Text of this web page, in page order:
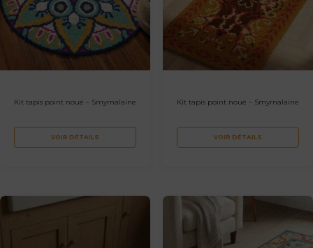
Kit tapis point noué – Smyrnalaine
VOIR DÉTAILS
Kit tapis point noué – Smyrnalaine
VOIR DÉTAILS